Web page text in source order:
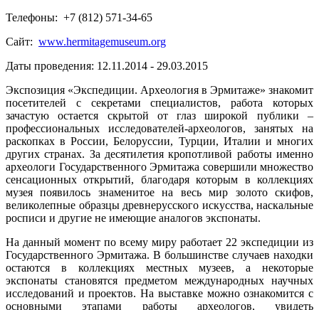
Телефоны: +7 (812) 571-34-65
Сайт: www.hermitagemuseum.org
Даты проведения: 12.11.2014 - 29.03.2015
Экспозиция «Экспедиции. Археология в Эрмитаже» знакомит
посетителей с секретами специалистов, работа которых
зачастую остается скрытой от глаз широкой публики –
профессиональных исследователей-археологов, занятых на
раскопках в России, Белоруссии, Турции, Италии и многих
других странах. За десятилетия кропотливой работы именно
археологи Государственного Эрмитажа совершили множество
сенсационных открытий, благодаря которым в коллекциях
музея появилось знаменитое на весь мир золото скифов,
великолепные образцы древнерусского искусства, наскальные
росписи и другие не имеющие аналогов экспонаты.
На данный момент по всему миру работает 22 экспедиции из
Государственного Эрмитажа. В большинстве случаев находки
остаются в коллекциях местных музеев, а некоторые
экспонаты становятся предметом международных научных
исследований и проектов. На выставке можно ознакомится с
основными этапами работы археологов, увидеть